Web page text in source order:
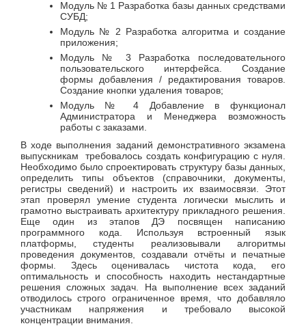
Модуль № 1 Разработка базы данных средствами
СУБД;
Модуль № 2 Разработка алгоритма и создание
приложения;
Модуль № 3 Разработка последовательного
пользовательского интерфейса. Создание
формы добавления / редактирования товаров.
Создание кнопки удаления товаров;
Модуль № 4 Добавление в функционал
Администратора и Менеджера возможность
работы с заказами.
В ходе выполнения заданий демонстративного экзамена
выпускникам требовалось создать конфигурацию с нуля.
Необходимо было спроектировать структуру базы данных,
определить типы объектов (справочники, документы,
регистры сведений) и настроить их взаимосвязи. Этот
этап проверял умение студента логически мыслить и
грамотно выстраивать архитектуру прикладного решения.
Еще один из этапов ДЭ посвящен написанию
программного кода. Используя встроенный язык
платформы, студенты реализовывали алгоритмы
проведения документов, создавали отчёты и печатные
формы. Здесь оценивалась чистота кода, его
оптимальность и способность находить нестандартные
решения сложных задач. На выполнение всех заданий
отводилось строго ограниченное время, что добавляло
участникам напряжения и требовало высокой
концентрации внимания.